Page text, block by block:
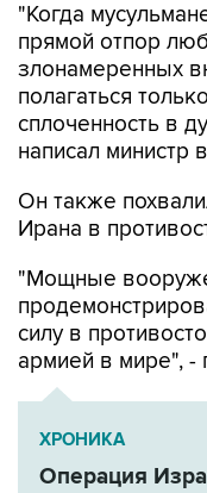
"Когда
прямой отпор
злонамеренных
полагаться
сплоченность в
написал министр
Он также
Ирана в
"Мощные
силу в
армией в мире", -
ХРОНИКА
Операция